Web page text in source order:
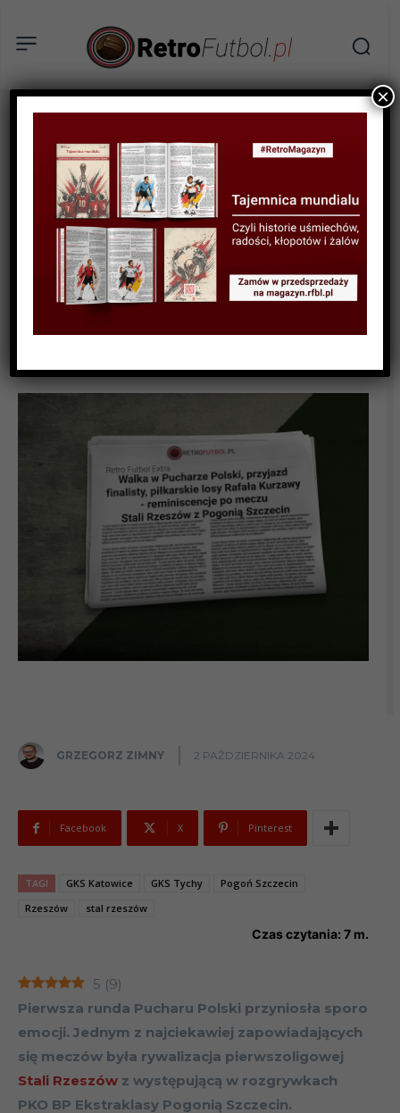
AKTUALNOŚCI
Walka w Pucharze Polski,
przyjazd finalisty, piłkarskie
losy Rafała Kurzawy –
reminiscencje po meczu
Stali Rzeszów z Pogonią
Szczecin
GRZEGORZ ZIMNY 2 PAŹDZIERNIKA 2024
Facebook X Pinterest
TAGI GKS Katowice GKS Tychy
Pogoń Szczecin
Rzeszów
stal rzeszów
Czas czytania: 7 m.
5 (9)
Pierwsza runda Pucharu Polski przyniosła sporo
emocji. Jednym z najciekawiej zapowiadających
się meczów była rywalizacja pierwszoligowej
Stali Rzeszów z występującą w rozgrywkach
PKO BP Ekstraklasy Pogonią Szczecin.
×